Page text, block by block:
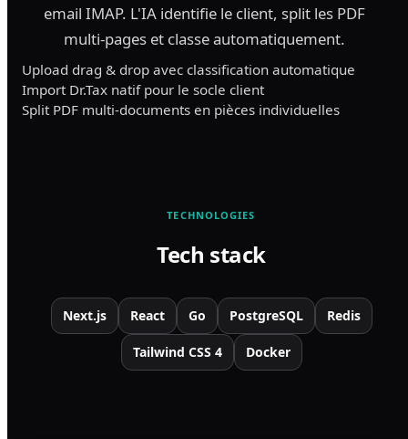
email IMAP. L'IA identifie le client, split les PDF
multi-pages et classe automatiquement.
Upload drag & drop avec classification automatique
Import Dr.Tax natif pour le socle client
Split PDF multi-documents en pièces individuelles
TECHNOLOGIES
Tech stack
Next.js React Go PostgreSQL Redis
Tailwind CSS 4 Docker